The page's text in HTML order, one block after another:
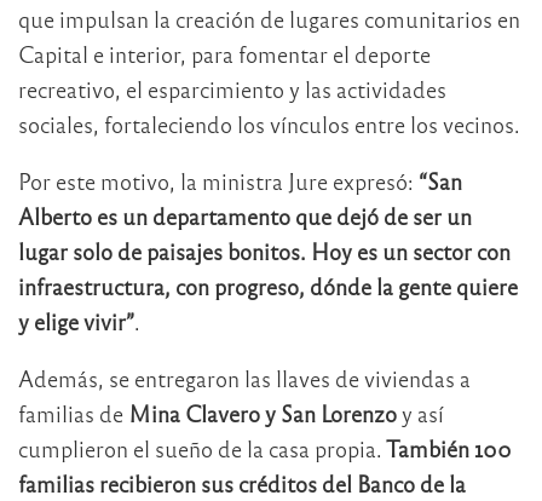
que impulsan la creación de lugares comunitarios en
Capital e interior, para fomentar el deporte
recreativo, el esparcimiento y las actividades
sociales, fortaleciendo los vínculos entre los vecinos.
Por este motivo, la ministra Jure expresó: “San
Alberto es un departamento que dejó de ser un
lugar solo de paisajes bonitos. Hoy es un sector con
infraestructura, con progreso, dónde la gente quiere
y elige vivir”.
Además, se entregaron las llaves de viviendas a
familias de Mina Clavero y San Lorenzoy así
cumplieron el sueño de la casa propia. También 100
familias recibieron sus créditos del Banco de la